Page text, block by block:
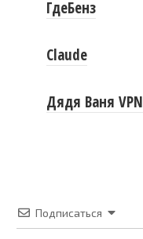
ГдеБенз
Claude
Дядя Ваня VPN
Подписаться